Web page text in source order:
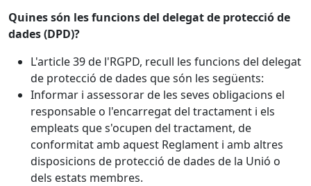
Quines són les funcions del delegat de protecció de
dades (DPD)?
L'article 39 de l'RGPD, recull les funcions del delegat
de protecció de dades que són les següents:
Informar i assessorar de les seves obligacions el
responsable o l'encarregat del tractament i els
empleats que s'ocupen del tractament, de
conformitat amb aquest Reglament i amb altres
disposicions de protecció de dades de la Unió o
dels estats membres.